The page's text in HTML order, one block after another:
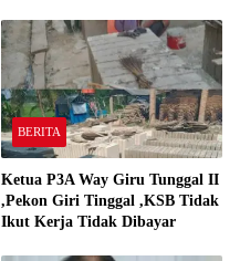
BERITA
Ketua P3A Way Giru Tunggal II
,Pekon Giri Tinggal ,KSB Tidak
Ikut Kerja Tidak Dibayar